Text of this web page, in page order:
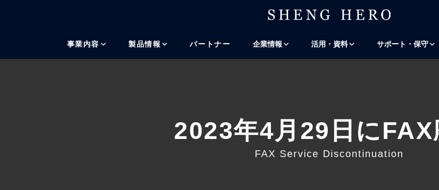
ナビゲーションにスキップ 検索にスキップ
事業内容 製品情報 パートナー 企業情報 活用・資料 サポート・保守
2023年4月29日にFAX
FAX Service Discontinuation